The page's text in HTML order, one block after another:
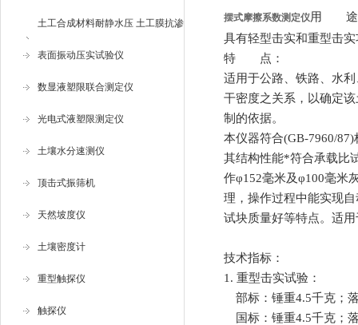
土工合成材料耐静水压 土工膜抗渗
仪
表面振动压实试验仪
数显液塑限联合测定仪
光电式液塑限测定仪
土壤水分速测仪
顶击式振筛机
天然坡度仪
土壤密度计
重型触探仪
触探仪
摆式摩擦系数测定仪用 途
具有轻型击实和重型击
特 点：
适用于公路、铁路、水
干密度之关系，以确定
制的依据。
本仪器符合(GB-7960/87)
其结构性能*符合承载比
作φ152毫米及φ100毫米
理，操作过程中能实现
试块质量好等特点。适
技术指标：
1. 重型击实试验：
部标：锤重4.5千克；
国标：锤重4.5千克；